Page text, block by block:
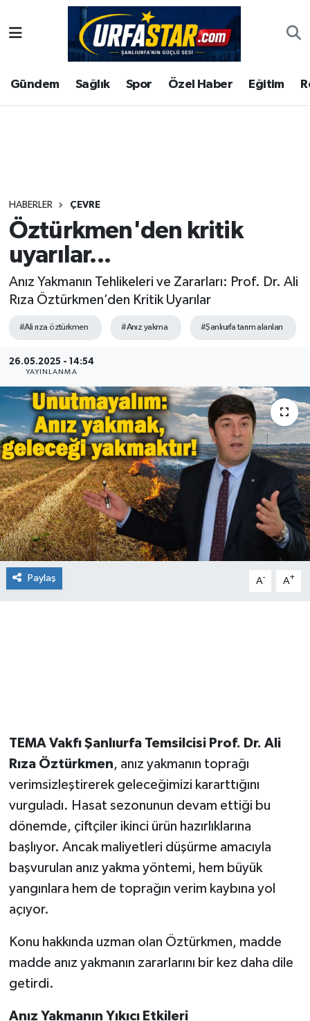
Gündem Sağlık Spor Özel Haber Eğitim
HABERLER ÇEVRE
Öztürkmen'den kritik
uyarılar...
Anız Yakmanın Tehlikeleri ve Zararları: Prof. Dr. Ali
Rıza Öztürkmen’den Kritik Uyarılar
#Ali rıza öztürkmen #Anız yakma #Şanlıurfa tarım alanları
26.05.2025 - 14:54
YAYINLANMA
Paylaş A- A+
TEMA Vakfı Şanlıurfa Temsilcisi Prof. Dr. Ali
Rıza Öztürkmen, anız yakmanın toprağı
verimsizleştirerek geleceğimizi kararttığını
vurguladı. Hasat sezonunun devam ettiği bu
dönemde, çiftçiler ikinci ürün hazırlıklarına
başlıyor. Ancak maliyetleri düşürme amacıyla
başvurulan anız yakma yöntemi, hem büyük
yangınlara hem de toprağın verim kaybına yol
açıyor.
Konu hakkında uzman olan Öztürkmen, madde
madde anız yakmanın zararlarını bir kez daha dile
getirdi.
Anız Yakmanın Yıkıcı Etkileri
ASAYİS
ÇEVRE
Gündem
Kültür
Magazin
Şanlıurfa Nöbetçi Eczaneler
Şanlıurfa Hava Durumu
Tüm Manşetler
Son Dakika Haberleri
Haber Arşivi